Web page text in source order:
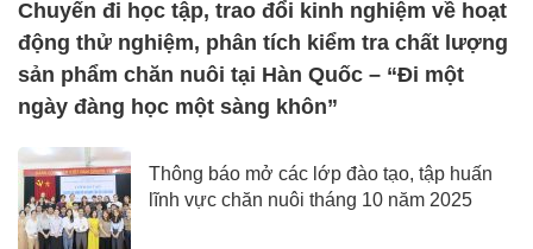
Chuyến đi học tập, trao đổi kinh nghiệm về hoạt
động thử nghiệm, phân tích kiểm tra chất lượng
sản phẩm chăn nuôi tại Hàn Quốc – “Đi một
ngày đàng học một sàng khôn”
Thông báo mở các lớp đào tạo, tập huấn
lĩnh vực chăn nuôi tháng 10 năm 2025